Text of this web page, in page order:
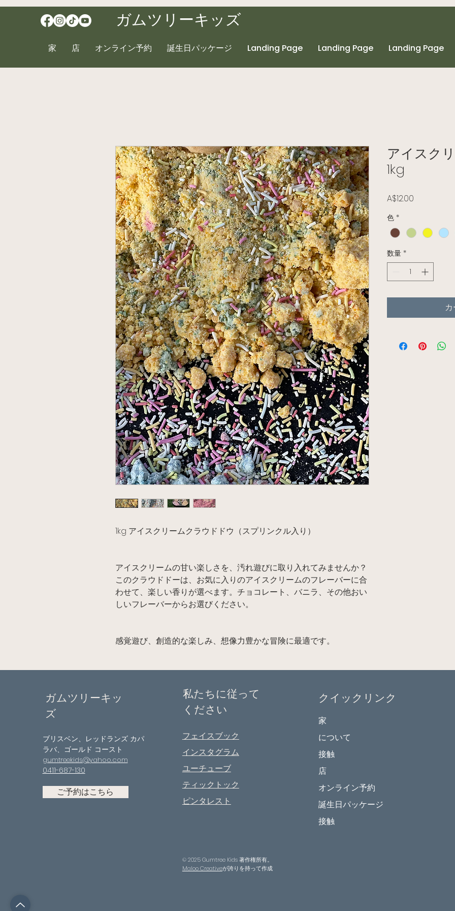
ガムツリーキッズ
家 店 オンライン予約 誕生日パッケージ Landing Page Landing Page Landing Page
1kg アイスクリームクラウドドウ（スプリンクル入り）
アイスクリームの甘い楽しさを、汚れ遊びに取り入れてみませんか？
このクラウドドーは、お気に入りのアイスクリームのフレーバーに合
わせて、楽しい香りが選べます。チョコレート、バニラ、その他おい
しいフレーバーからお選びください。
感覚遊び、創造的な楽しみ、想像力豊かな冒険に最適です。
アイスク
1kg
A$12.00
色 *
数量 *
ガムツリーキッ
ズ
ブリスベン、レッドランズ カパ
ラバ、ゴールド コースト
gumtreekids@yahoo.com
0411-687-130
ご予約はこちら
私たちに従って
ください
フェイスブック
インスタグラム
ユーチューブ
ティックトック
ピンタレスト
© 2025 Gumtree Kids 著作権所有。
Maloo Creativeが誇りを持って作成
クイックリンク
家
について
接触
店
オンライン予約
誕生日パッケージ
接触